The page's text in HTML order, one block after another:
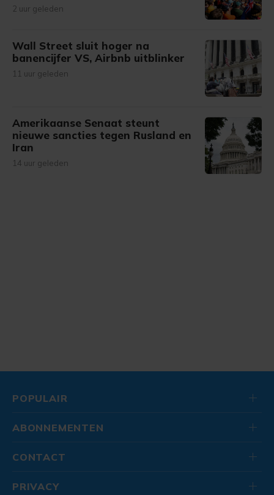
2 uur geleden
Wall Street sluit hoger na
banencijfer VS, Airbnb uitblinker
11 uur geleden
Amerikaanse Senaat steunt
nieuwe sancties tegen Rusland en
Iran
14 uur geleden
POPULAIR
ABONNEMENTEN
CONTACT
PRIVACY